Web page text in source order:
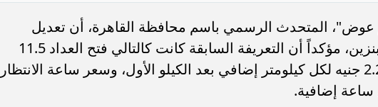
عوض"، المتحدث الرسمي باسم محافظة القاهرة، أن تعديل
الأسعار جاء بعد زيادة أسعار البنزين، مؤكداً أن التعريفة السابقة كانت كالتالي فتح العداد 11.5
جنيهًا يشمل كيلومتر واحد، و2.25 جنيه لكل كيلومتر إضافي بعد الكيلو الأول، وسعر ساعة الانتظار